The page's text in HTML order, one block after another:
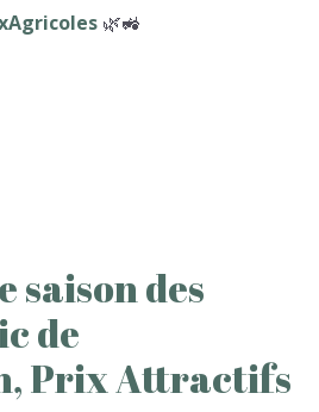
🌿🚜
saisondes
de
PrixAttractifs